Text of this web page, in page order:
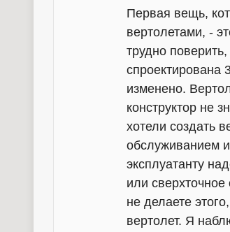
Первая вещь,
вертолетами, -
трудно
спроектирована
изменено.
конструктор не
хотели создать
обслуживанием
эксплуатанту
или
не делаете
вертолет. Я